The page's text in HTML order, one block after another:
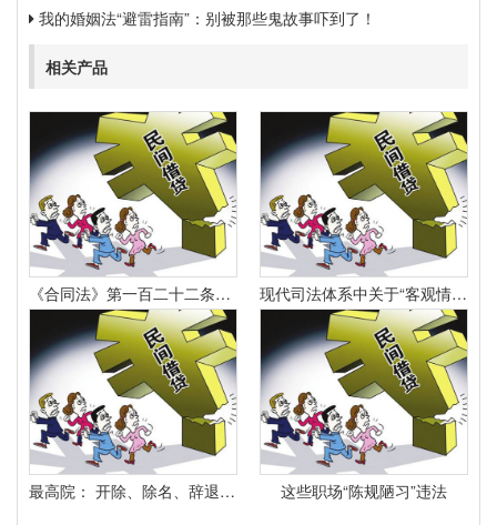
我的婚姻法“避雷指南”：别被那些鬼故事吓到了！
相关产品
《合同法》第一百二十二条规定：“因当事人一方的违约行为侵害对方人身、财产权益的受损害方有权选择依照本法要求其承担违约责任或者依照其他法律要求其承担侵权责任。 现代司法体系中关于“客观情况出现重大变化”的法律规定有哪些
最高院： 开除、除名、辞退与解除劳动合同之间有什么区别？ 这些职场“陈规陋习”违法